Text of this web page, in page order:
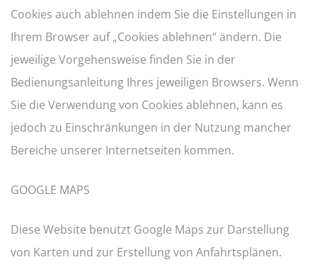
Cookies auch ablehnen indem Sie die Einstellungen in
Ihrem Browser auf „Cookies ablehnen“ ändern. Die
jeweilige Vorgehensweise finden Sie in der
Bedienungsanleitung Ihres jeweiligen Browsers. Wenn
Sie die Verwendung von Cookies ablehnen, kann es
jedoch zu Einschränkungen in der Nutzung mancher
Bereiche unserer Internetseiten kommen.
GOOGLE MAPS
Diese Website benutzt Google Maps zur Darstellung
von Karten und zur Erstellung von Anfahrtsplänen.